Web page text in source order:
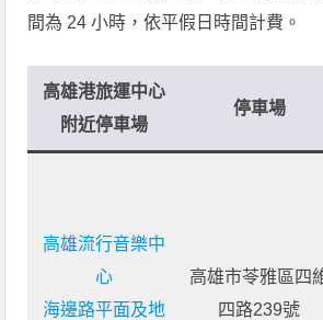
間為 24 小時，依平假日時間計費。
高雄港旅運中心
附近停車場
停車場
高雄流行音樂中
心
海邊路平面及地
高雄市苓雅區四
四路239號